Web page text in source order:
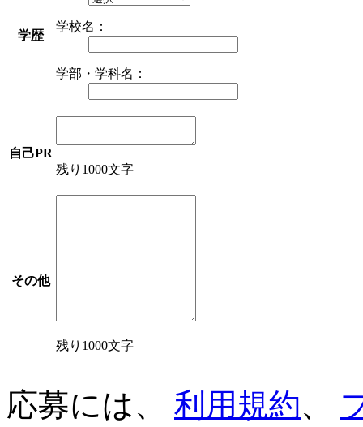
学歴
学校名：
学部・学科名：
自己PR
残り1000文字
その他
残り1000文字
応募には、 利用規約、